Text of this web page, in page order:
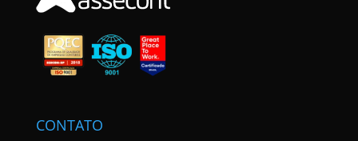
CONTATO